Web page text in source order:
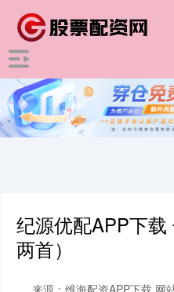
纪源优配APP下
两首）